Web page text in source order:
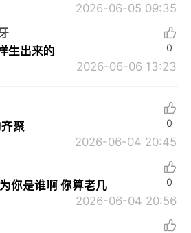
2026-06-05 09:35
生出来的
2026-06-06 13:23
0
聚
2026-06-04 20:45
0
你是谁啊 你算老几
2026-06-04 20:56
0